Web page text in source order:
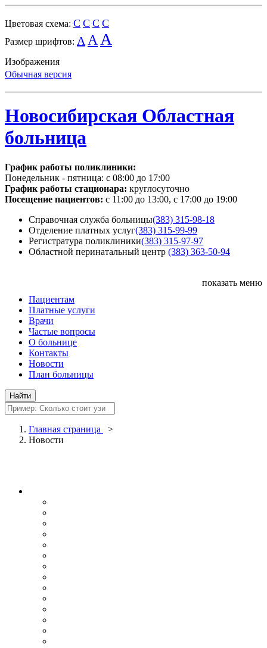
Цветовая схема: C C C C
Размер шрифтов: A A A
Изображения
Обычная версия
Новосибирская Областная
больница
График работы поликлиники:
Понедельник - пятница: с 08:00 до 17:00
График работы стационара: круглосуточно
Посещение пациентов: с 11:00 до 13:00, с 17:00 до 19:00
Справочная служба больницы(383) 315-98-18
Отделение платных услуг(383) 315-99-99
Регистратура поликлиники(383) 315-97-97
Областной перинатальный центр (383) 363-50-94
показать меню
Пациентам
Платные услуги
Врачи
Частые вопросы
О больнице
Контакты
Новости
План больницы
Главная страница
>
Новости